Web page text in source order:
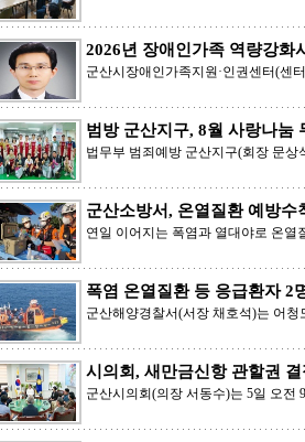
2026년 장애인가족 역량강화
군산시장애인가족지원·인권센터(센
범방 군산지구, 8월 사랑나눔
법무부 범죄예방 군산지구(회장 문
군산소방서, 온열질환 예방수
연일 이어지는 폭염과 열대야로 온
폭염 온열질환 등 응급환자 2
군산해양경찰서(서장 채호석)는 어
시의회, 새만금신항 관할권
군산시의회(의장 서동수)는 5일 오전